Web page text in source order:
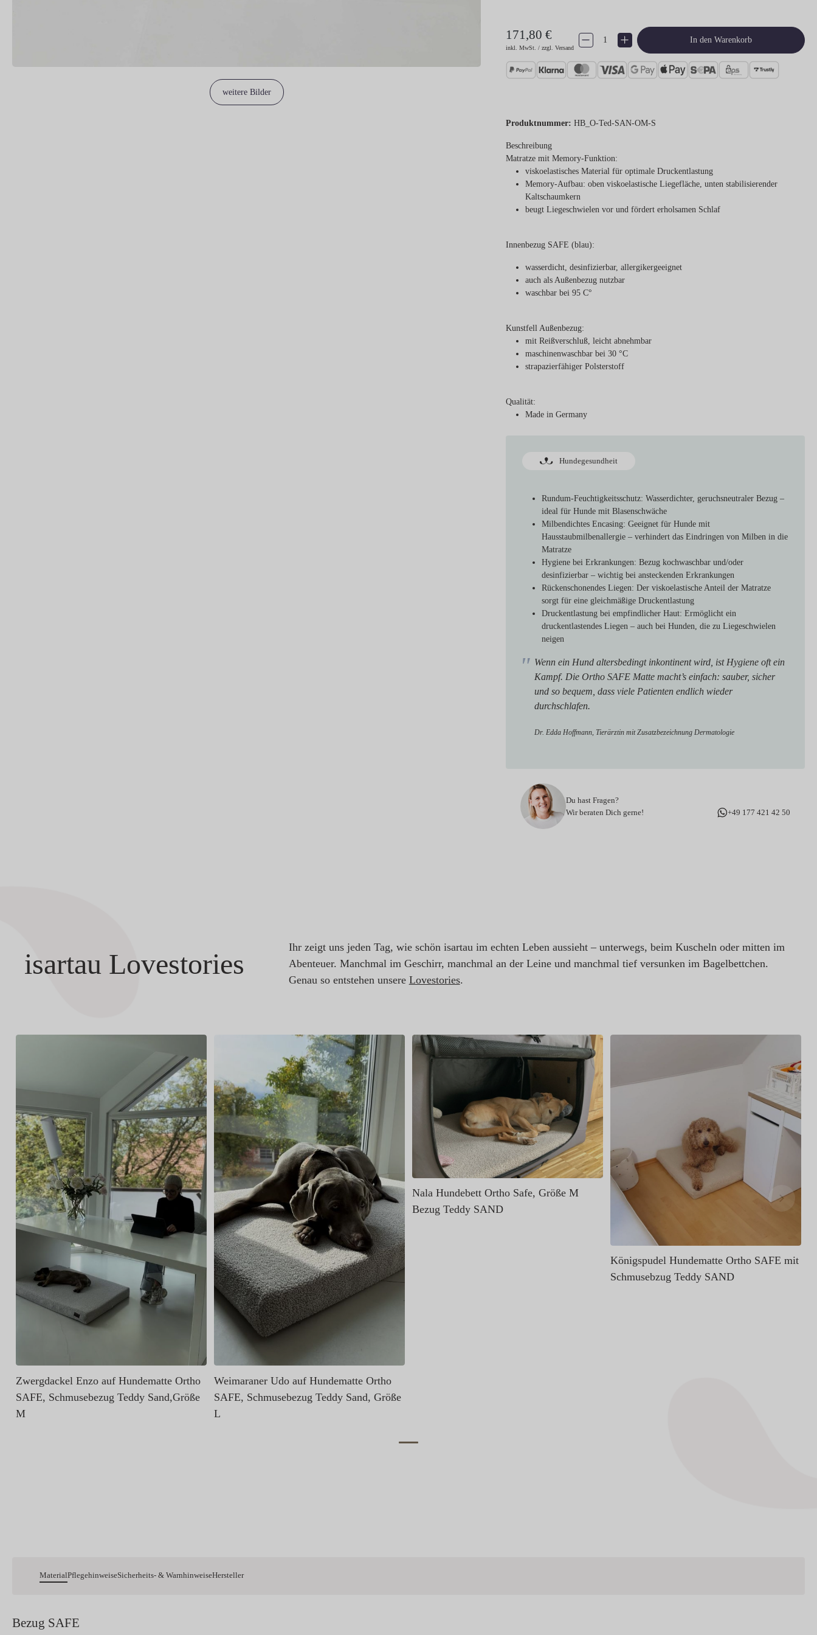
weitere Bilder
171,80 €
inkl. MwSt. / zzgl. Versand
Produkt Anzahl: Gib den gewünschten Wert ein oder benutze die Schaltflächen
In den Warenkorb
Produktnummer: HB_O-Ted-SAN-OM-S
Beschreibung
Matratze mit Memory-Funktion:
viskoelastisches Material für optimale Druckentlastung
Memory-Aufbau: oben viskoelastische Liegefläche, unten stabilisierender
Kaltschaumkern
beugt Liegeschwielen vor und fördert erholsamen Schlaf
Innenbezug SAFE (blau):
wasserdicht, desinfizierbar, allergikergeeignet
auch als Außenbezug nutzbar
waschbar bei 95 C°
Kunstfell Außenbezug:
mit Reißverschluß, leicht abnehmbar
maschinenwaschbar bei 30 °C
strapazierfähiger Polsterstoff
Qualität:
Made in Germany
Hundegesundheit
Rundum-Feuchtigkeitsschutz: Wasserdichter, geruchsneutraler Bezug –
ideal für Hunde mit Blasenschwäche
Milbendichtes Encasing: Geeignet für Hunde mit
Hausstaubmilbenallergie – verhindert das Eindringen von Milben in die
Matratze
Hygiene bei Erkrankungen: Bezug kochwaschbar und/oder
desinfizierbar – wichtig bei ansteckenden Erkrankungen
Rückenschonendes Liegen: Der viskoelastische Anteil der Matratze
sorgt für eine gleichmäßige Druckentlastung
Druckentlastung bei empfindlicher Haut: Ermöglicht ein
druckentlastendes Liegen – auch bei Hunden, die zu Liegeschwielen
neigen
Wenn ein Hund altersbedingt inkontinent wird, ist Hygiene oft ein
Kampf. Die Ortho SAFE Matte macht’s einfach: sauber, sicher
und so bequem, dass viele Patienten endlich wieder
durchschlafen.
Dr. Edda Hoffmann, Tierärztin mit Zusatzbezeichnung Dermatologie
Du hast Fragen?
Wir beraten Dich gerne!
+49 177 421 42 50
isartau Lovestories
Ihr zeigt uns jeden Tag, wie schön isartau im echten Leben aussieht – unterwegs, beim Kuscheln oder mitten im
Abenteuer. Manchmal im Geschirr, manchmal an der Leine und manchmal tief versunken im Bagelbettchen.
Genau so entstehen unsere Lovestories.
Zwergdackel Enzo auf Hundematte Ortho
SAFE, Schmusebezug Teddy Sand,Größe
M
Weimaraner Udo auf Hundematte Ortho
SAFE, Schmusebezug Teddy Sand, Größe
L
Nala Hundebett Ortho Safe, Größe M
Bezug Teddy SAND
Königspudel Hundematte Ortho SAFE mit
Schmusebzug Teddy SAND
MaterialPflegehinweiseSicherheits- & WarnhinweiseHersteller
Bezug SAFE